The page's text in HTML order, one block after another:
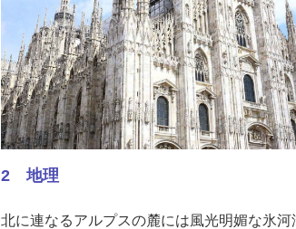
2 地理
北に連なるアルプスの麓には風光明媚な氷